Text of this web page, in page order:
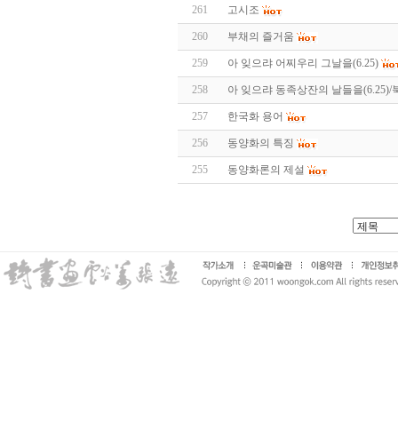
261 고시조
260 부채의 즐거움
259 아 잊으랴 어찌우리 그날을(6.25)
258 아 잊으랴 동족상잔의 날들을(6.25)/
257 한국화 용어
256 동양화의 특징
255 동양화론의 제설